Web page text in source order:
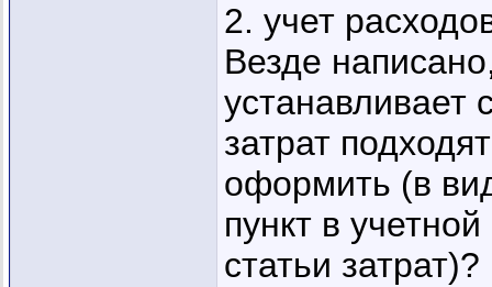
2. учет
Везде
устанавливает
затрат
оформить (в
пункт в
статьи затрат)?